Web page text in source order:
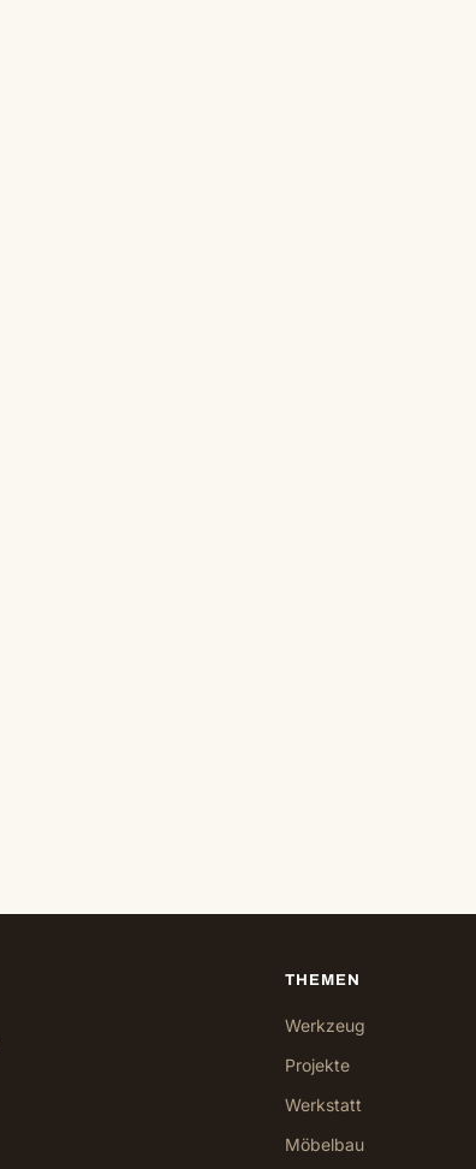
THEMEN
Werkzeug
Projekte
Werkstatt
Möbelbau